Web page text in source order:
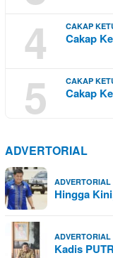
4 CAKAP
Cakap
5 CAKAP
Cakap
ADVERTORIAL
ADVERTORIAL
Hingga
ADVERTORIAL
Kadis